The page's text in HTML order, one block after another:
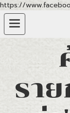
https://
รา